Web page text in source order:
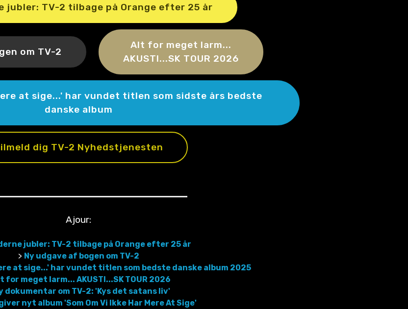
jubler: TV-2 tilbage på Orange efter 25 år
om TV-2
Alt for meget larm...
AKUSTI...SK TOUR 2026
at sige...' har vundet titlen som sidste års bedste
danske album
dig TV-2 Nyhedstjenesten
Ajour:
jubler: TV-2 tilbage på Orange efter 25 år
> Ny udgave af bogen om TV-2
at sige...' har vundet titlen som bedste danske album 2025
for meget larm... AKUSTI...SK TOUR 2026
dokumentar om TV-2: 'Kys det satans liv'
nyt album 'Som Om Vi Ikke Har Mere At Sige'